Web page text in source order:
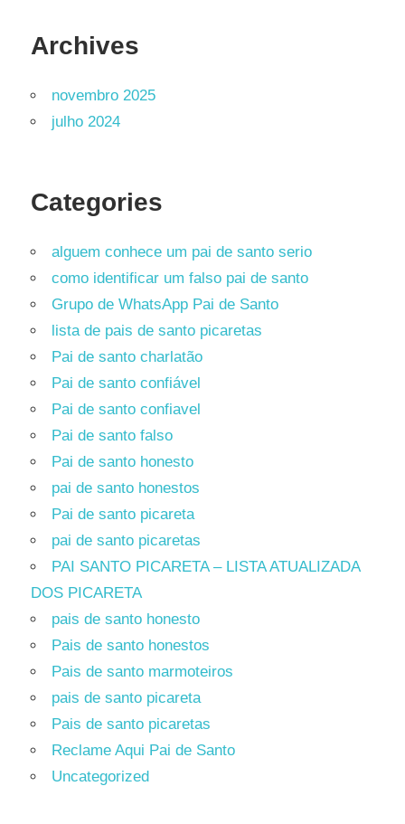
Archives
novembro 2025
julho 2024
Categories
alguem conhece um pai de santo serio
como identificar um falso pai de santo
Grupo de WhatsApp Pai de Santo
lista de pais de santo picaretas
Pai de santo charlatão
Pai de santo confiável
Pai de santo confiavel
Pai de santo falso
Pai de santo honesto
pai de santo honestos
Pai de santo picareta
pai de santo picaretas
PAI SANTO PICARETA – LISTA ATUALIZADA
DOS PICARETA
pais de santo honesto
Pais de santo honestos
Pais de santo marmoteiros
pais de santo picareta
Pais de santo picaretas
Reclame Aqui Pai de Santo
Uncategorized